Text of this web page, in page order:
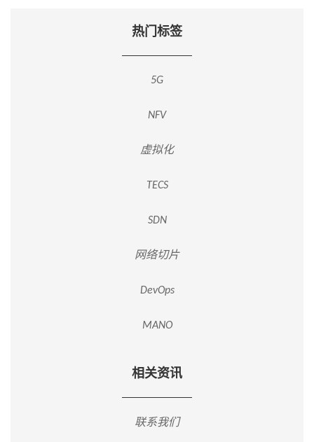
热门标签
5G
NFV
虚拟化
TECS
SDN
网络切片
DevOps
MANO
相关资讯
联系我们